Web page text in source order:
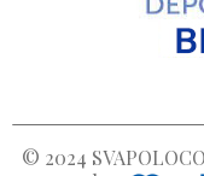
© 2024